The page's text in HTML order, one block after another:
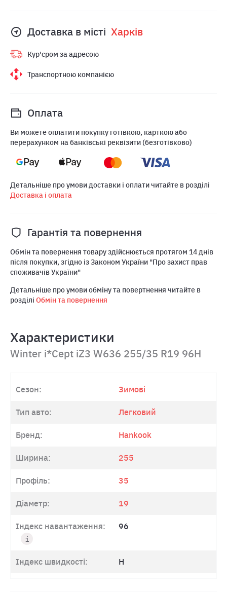
Доставка в місті Харкiв
Кур'єром за адресою
Транспортною компанією
Оплата
Ви можете оплатити покупку готівкою, карткою або
перерахунком на банківські реквізити (безготівково)
Детальніше про умови доставки і оплати читайте в розділі
Доставка і оплата
Гарантія та повернення
Обмін та повернення товару здійснюється протягом 14 днів
після покупки, згідно із Законом України "Про захист прав
споживачів України"
Детальніше про умови обміну та повертнення читайте в
розділі Обмін та повернення
Характеристики
Winter i*Cept iZ3 W636 255/35 R19 96H
Сезон: Зимові
Тип авто: Легковий
Бренд: Hankook
Ширина: 255
Профіль: 35
Діаметр: 19
Індекс навантаження: 96
Індекс швидкості: H